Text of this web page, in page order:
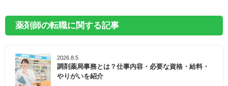
薬剤師の転職に関する記事
2026.8.5
調剤薬局事務とは？仕事内容・必要な資格・給料・
やりがいを紹介